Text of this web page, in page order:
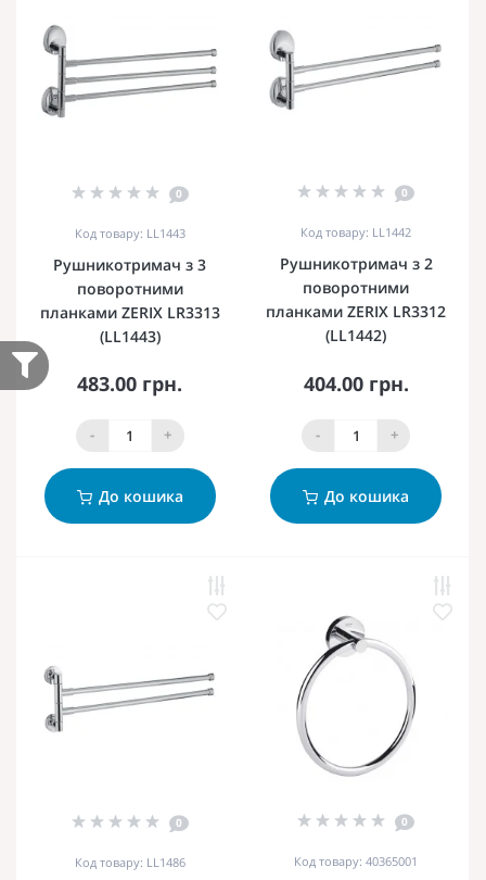
0
Код товару: LL1443
Рушникотримач з 3
поворотними
планками ZERIX LR3313
(LL1443)
483.00 грн.
- +
До кошика
0
Код товару: LL1442
Рушникотримач з 2
поворотними
планками ZERIX LR3312
(LL1442)
404.00 грн.
- +
До кошика
0
Код товару: LL1486
0
Код товару: 40365001